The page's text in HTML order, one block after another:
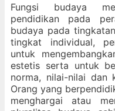
Fungsi budaya
pendidikan pada
budaya pada
tingkat individual,
untuk
estetis serta untuk
norma, nilai-nilai dan
Orang yang
menghargai atau